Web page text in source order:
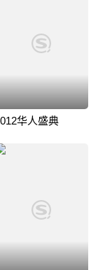
华人盛典